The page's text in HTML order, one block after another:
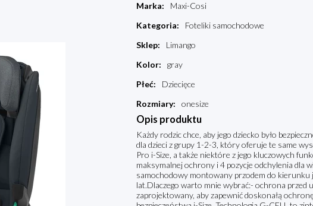
Marka:
Maxi-Cosi
Kategoria:
Foteliki samochodowe
Sklep:
Limango
Kolor:
gray
Płeć:
Dziecięce
Rozmiary: onesize
Opis produktu
Każdy rodzic chce, aby jego dziecko było
dla dzieci z grupy 1-2-3, który oferuje te same
Pro i-Size, a także niektóre z jego kluczowych
maksymalnej ochrony i 4 pozycje odchylenia dla
samochodowy montowany przodem do kierunku
lat.Dlaczego warto mnie wybrać:- ochrona przed
zaprojektowany, aby zapewnić doskonałą